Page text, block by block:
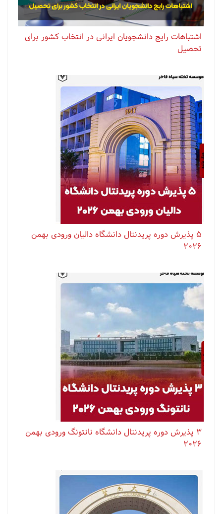
اشتباهات رایج دانشجویان ایرانی در انتخاب کشور برای
تحصیل
۵ پذیرش دوره پریدنتال دانشگاه دالیان ورودی بهمن
۲۰۲۶
۳ پذیرش دوره پریدنتال دانشگاه نانتونگ ورودی بهمن
۲۰۲۶